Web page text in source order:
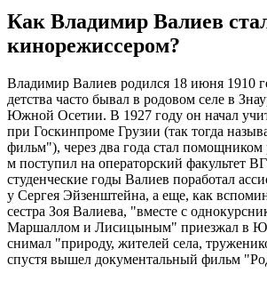
Как Владимир Валиев
кинорежиссером?
Владимир Валиев родился 18 июня 1910
детства часто бывал в родовом селе в
Южной Осетии. В 1927 году он начал
при Госкинпроме Грузии (так тогда
фильм"), через два года стал помощником
м поступил на операторский факультет
студенческие годы Валиев поработал
у Сергея Эйзенштейна, а еще, как
сестра Зоя Валиева, "вместе с
Маршаллом и Лисицыным" приезжал в
снимал "природу, жителей села,
спустя вышел документальный фильм